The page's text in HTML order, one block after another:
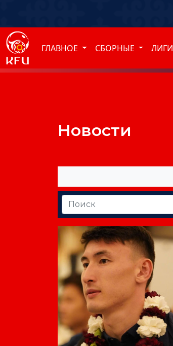
ГЛАВНОЕ СБОРНЫЕ ЛИГИ
Новости